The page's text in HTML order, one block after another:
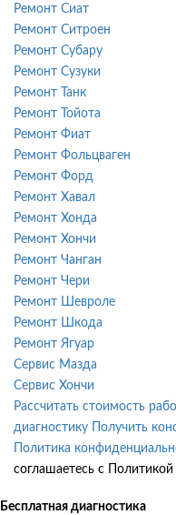
Ремонт Сиат
Ремонт Ситроен
Ремонт Субару
Ремонт Сузуки
Ремонт Танк
Ремонт Тойота
Ремонт Фиат
Ремонт Фольцваген
Ремонт Форд
Ремонт Хавал
Ремонт Хонда
Ремонт Хончи
Ремонт Чанган
Ремонт Чери
Ремонт Шевроле
Ремонт Шкода
Ремонт Ягуар
Сервис Мазда
Сервис Хончи
Рассчитать стоимость
диагностику
Получить
Политика
соглашаетесь с
Бесплатная диагностика